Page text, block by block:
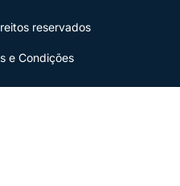
reservados
e Condições